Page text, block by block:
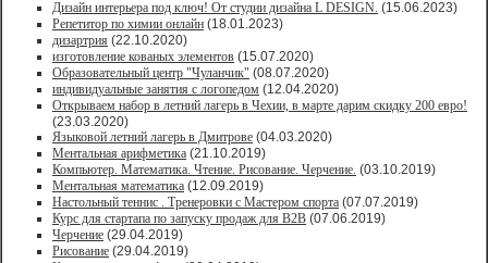
Дизайн интерьера под ключ! От студии дизайна L DESIGN. (15.06.2023)
Репетитор по химии онлайн (18.01.2023)
дизартрия (22.10.2020)
изготовление кованых элементов (15.07.2020)
Образовательный центр "Чуланчик" (08.07.2020)
индивидуальные занятия с логопедом (12.04.2020)
Открываем набор в летний лагерь в Чехии, в марте дарим скидку 200 евро!
(23.03.2020)
Языковой летний лагерь в Дмитрове (04.03.2020)
Ментальная арифметика (21.10.2019)
Компьютер. Математика. Чтение. Рисование. Черчение. (03.10.2019)
Ментальная математика (12.09.2019)
Настольный теннис . Тренеровки с Мастером спорта (07.07.2019)
Курс для стартапа по запуску продаж для В2В (07.06.2019)
Черчение (29.04.2019)
Рисование (29.04.2019)